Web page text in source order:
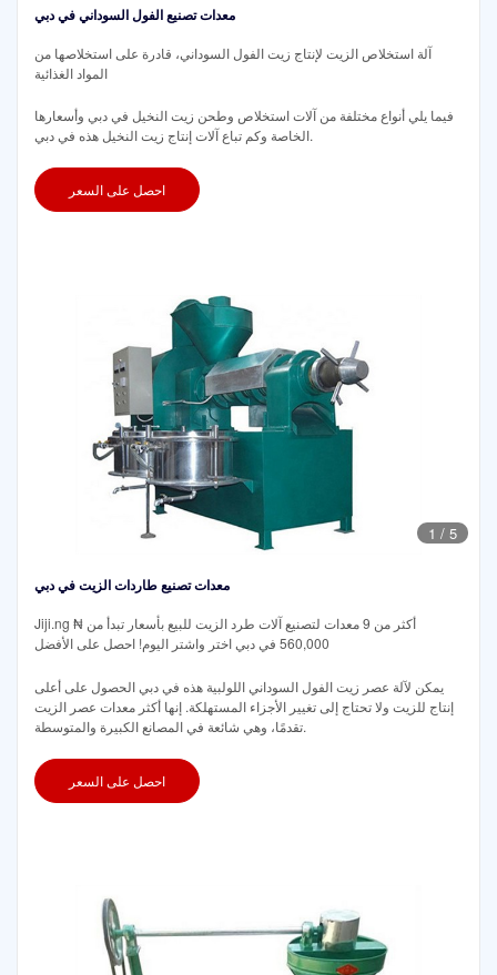
معدات تصنيع الفول السوداني في دبي
آلة استخلاص الزيت لإنتاج زيت الفول السوداني، قادرة على استخلاصها من
المواد الغذائية
فيما يلي أنواع مختلفة من آلات استخلاص وطحن زيت النخيل في دبي وأسعارها
الخاصة وكم تباع آلات إنتاج زيت النخيل هذه في دبي.
احصل على السعر
1 / 5
معدات تصنيع طاردات الزيت في دبي
Jiji.ng أكثر من 9 معدات لتصنيع آلات طرد الزيت للبيع بأسعار تبدأ من ₦
560,000 في دبي اختر واشتر اليوم! احصل على الأفضل
يمكن لآلة عصر زيت الفول السوداني اللولبية هذه في دبي الحصول على أعلى
إنتاج للزيت ولا تحتاج إلى تغيير الأجزاء المستهلكة. إنها أكثر معدات عصر الزيت
تقدمًا، وهي شائعة في المصانع الكبيرة والمتوسطة.
احصل على السعر